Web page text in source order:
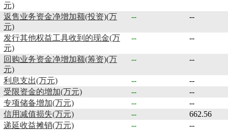
元)
返售业务资金净增加额(投资)(万
元)
-- --
发行其他权益工具收到的现金(万
元)
-- --
回购业务资金净增加额(筹资)(万
元)
-- --
利息支出(万元) --
--
受限资金的增加(万元)
--
--
专项储备增加(万元)
--
--
信用减值损失(万元)
--
662.56
递延收益摊销(万元)
--
--